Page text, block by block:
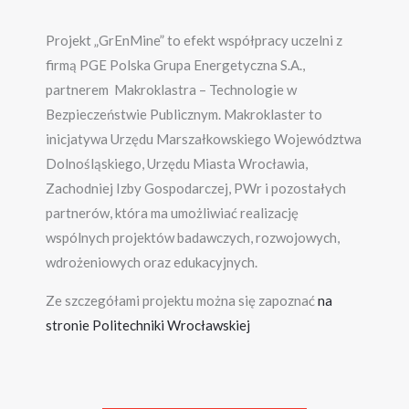
Projekt „GrEnMine” to efekt współpracy uczelni z
firmą PGE Polska Grupa Energetyczna S.A.,
partnerem Makroklastra – Technologie w
Bezpieczeństwie Publicznym. Makroklaster to
inicjatywa Urzędu Marszałkowskiego Województwa
Dolnośląskiego, Urzędu Miasta Wrocławia,
Zachodniej Izby Gospodarczej, PWr i pozostałych
partnerów, która ma umożliwiać realizację
wspólnych projektów badawczych, rozwojowych,
wdrożeniowych oraz edukacyjnych.
Ze szczegółami projektu można się zapoznaćna
stronie Politechniki Wrocławskiej